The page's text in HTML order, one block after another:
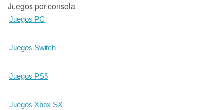
Juegos por consola
Juegos PC
Juegos Switch
Juegos PS5
Juegos Xbox SX